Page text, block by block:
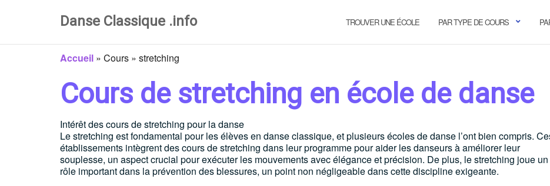
Danse Classique .info TROUVER UNE ÉCOLE PAR TYPE DE COURS
Accueil » Cours » stretching
Cours de stretching en école de danse
Intérêt des cours de stretching pour la danse
Le stretching est fondamental pour les élèves en danse classique, et plusieurs écoles de danse l’ont bien compris.
établissements intègrent des cours de stretching dans leur programme pour aider les danseurs à améliorer leur
souplesse, un aspect crucial pour exécuter les mouvements avec élégance et précision. De plus, le stretching joue un
rôle important dans la prévention des blessures, un point non négligeable dans cette discipline exigeante.